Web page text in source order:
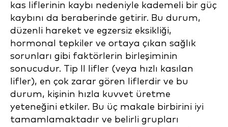
kas liflerinin kaybı nedeniyle kademeli bir güç
kaybını da beraberinde getirir. Bu durum,
düzenli hareket ve egzersiz eksikliği,
hormonal tepkiler ve ortaya çıkan sağlık
sorunları gibi faktörlerin birleşiminin
sonucudur. Tip II lifler (veya hızlı kasılan
lifler), en çok zarar gören liflerdir ve bu
durum, kişinin hızla kuvvet üretme
yeteneğini etkiler. Bu üç makale birbirini iyi
tamamlamaktadır ve belirli grupları